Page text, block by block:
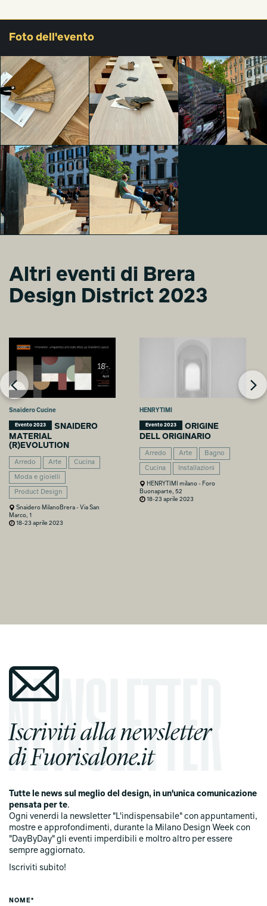
Foto dell'evento
TDW
WOODCONNECTION
Asia Scalia
TDW
WOODCONNECTION
TDW
WOODCONNECTION
Luca Andrè Nunez
TDW
WOODCONNECTION
Luca Andrè Nunez
Altri eventi di Brera
Design District 2023
Snaidero Cucine
Evento 2023
SNAIDERO
MATERIAL
(R)EVOLUTION
Arredo Arte Cucina
Moda e gioielli
Product Design
Snaidero MilanoBrera - Via San
Marco, 1
18-23 aprile 2023
HENRYTIMI
Evento 2023
ORIGINE
DELL ORIGINARIO
Arredo Arte Bagno
Cucina Installazioni
HENRYTIMI milano - Foro
Buonaparte, 52
18-23 aprile 2023
Iscriviti alla newsletter
di Fuorisalone.it
Tutte le news sul meglio del design, in un'unica comunicazione
pensata per te.
Ogni venerdi la newsletter "L'indispensabile" con appuntamenti,
mostre e approfondimenti, durante la Milano Design Week con
"DayByDay" gli eventi imperdibili e moltro altro per essere
sempre aggiornato.
Iscriviti subito!
NOME*